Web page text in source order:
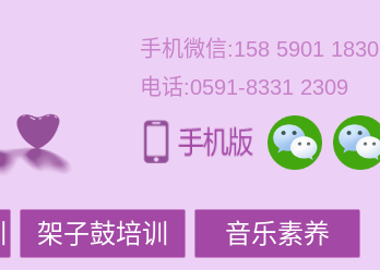
手机微信:158 5901 1830
电话:0591-8331 2309
架子鼓培训 音乐素养